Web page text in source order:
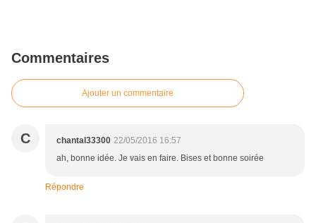
Commentaires
Ajouter un commentaire
C chantal33300 22/05/2016 16:57
ah, bonne idée. Je vais en faire. Bises et bonne soirée
Répondre